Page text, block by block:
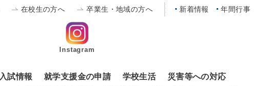
在校生の方へ 卒業生・地域の方へ 新着情報 年間行事
Instagram
入試情報 就学支援金の申請 学校生活
災害等への対応